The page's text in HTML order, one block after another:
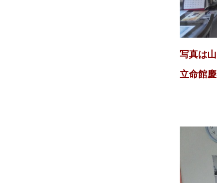
写真は
立命館